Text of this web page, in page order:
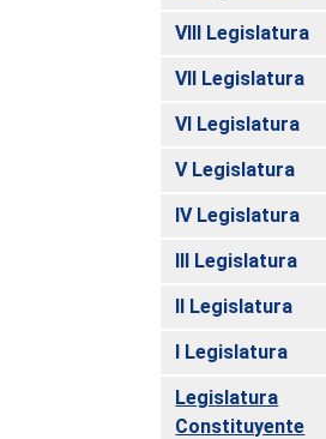
VIII Legislatura
VII Legislatura
VI Legislatura
V Legislatura
IV Legislatura
III Legislatura
II Legislatura
I Legislatura
Legislatura
Constituyente